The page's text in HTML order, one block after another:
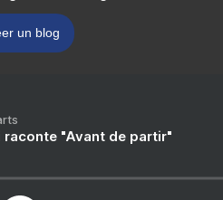
un blog
raconte "Avant de partir"